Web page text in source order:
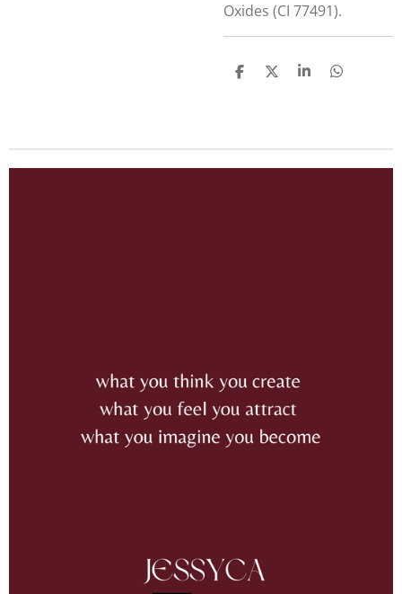
Oxides (CI 77491).
D
D
S
D